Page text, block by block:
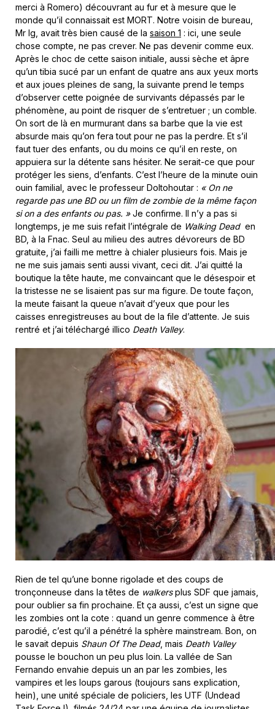
merci à Romero) découvrant au fur et à mesure que le
monde qu’il connaissait est MORT. Notre voisin de bureau,
Mr Ig, avait très bien causé de la saison 1 : ici, une seule
chose compte, ne pas crever. Ne pas devenir comme eux.
Après le choc de cette saison initiale, aussi sèche et âpre
qu’un tibia sucé par un enfant de quatre ans aux yeux morts
et aux joues pleines de sang, la suivante prend le temps
d’observer cette poignée de survivants dépassés par le
phénomène, au point de risquer de s’entretuer ; un comble.
On sort de là en murmurant dans sa barbe que la vie est
absurde mais qu’on fera tout pour ne pas la perdre. Et s’il
faut tuer des enfants, ou du moins ce qu’il en reste, on
appuiera sur la détente sans hésiter. Ne serait-ce que pour
protéger les siens, d’enfants. C’est l’heure de la minute ouin
ouin familial, avec le professeur Doltohoutar : « On ne
regarde pas une BD ou un film de zombie de la même façon
si on a des enfants ou pas. »Je confirme. Il n’y a pas si
longtemps, je me suis refait l’intégrale de Walking Dead en
BD, à la Fnac. Seul au milieu des autres dévoreurs de BD
gratuite, j’ai failli me mettre à chialer plusieurs fois. Mais je
ne me suis jamais senti aussi vivant, ceci dit. J’ai quitté la
boutique la tête haute, me convaincant que le désespoir et
la tristesse ne se lisaient pas sur ma figure. De toute façon,
la meute faisant la queue n’avait d’yeux que pour les
caisses enregistreuses au bout de la file d’attente. Je suis
rentré et j’ai téléchargé illico Death Valley.
Rien de tel qu’une bonne rigolade et des coups de
tronçonneuse dans la têtes de walkersplus SDF que jamais,
pour oublier sa fin prochaine. Et ça aussi, c’est un signe que
les zombies ont la cote : quand un genre commence à être
parodié, c’est qu’il a pénétré la sphère mainstream. Bon, on
le savait depuis Shaun Of The Dead, mais Death Valley
pousse le bouchon un peu plus loin. La vallée de San
Fernando envahie depuis un an par les zombies, les
vampires et les loups garous (toujours sans explication,
hein), une unité spéciale de policiers, les UTF (Undead